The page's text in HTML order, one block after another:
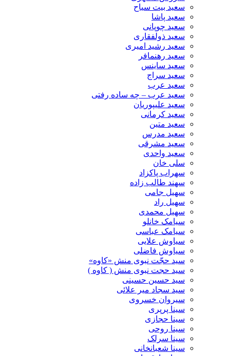
سعید بیت سیاح
سعید پاشا
سعید چوپانی
سعید ذولفقاری
سعید رشید امیری
سعید رهنمافر
سعید ساینس
سعید سراج
سعید عرب
سعید عرب – چه ساده رفتی
سعید علیپوریان
سعید کرمانی
سعید متین
سعید مدرس
سعید مشرقی
سعید واحدی
سلی خان
سهراب پاکزاد
سهند طالب زاده
سهیل جامی
سهیل راد
سهیل محمدی
سیامک خانلو
سیامک عباسی
سیاوش علایی
سیاوش فاضلی
سید حجّت نبوی منش «کاوه»
سید حجت نبوی منش ( کاوه )
سید حسین حسینى
سید سجاد میر علائی
سیروان خسروی
سینا پرپری
سینا حجازی
سینا روحی
سینا سرلک
سینا شعبانخانی